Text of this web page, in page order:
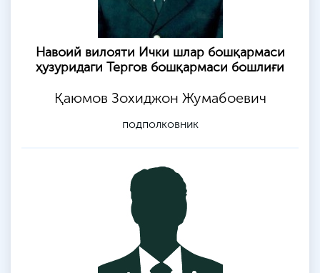
Навоий вилояти Ички шлар бошқармаси
ҳузуридаги Тергов бошқармаси бошлиғи
Қаюмов Зохиджон Жумабоевич
подполковник